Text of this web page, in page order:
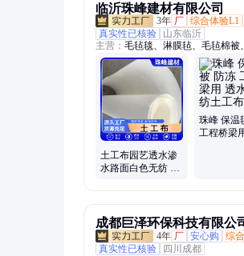
临沂珠峰建材有限公司
3年 厂 综合体验L1
真实性已核验
山东临沂
主营： 毛毡毯、淋膜毡、毛毡棉被
布、隔音化纤毛毡布、包树毡保
土工布园艺透水渗
水路面白色无纺 种
珠峰 保温
工程桥梁
成都巨泽环保科技有限公
4年 厂 安心购 综
真实性已核验
四川成都